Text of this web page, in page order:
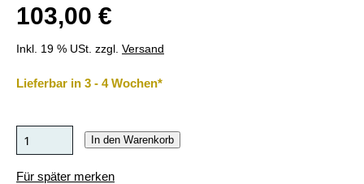
103,00 €
Inkl. 19 % USt. zzgl. Versand
Lieferbar in 3 - 4 Wochen*
In den Warenkorb
Für später merken